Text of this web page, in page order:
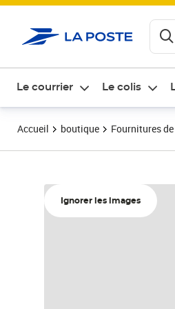
Le courrier Le colis
Accueil boutique Fournitures
Ignorer les images